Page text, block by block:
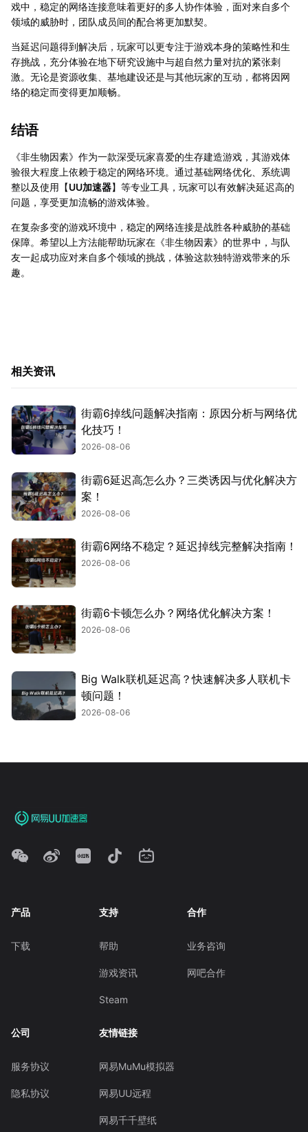
戏中，稳定的网络连接意味着更好的多人协作体验，面对来自多个
领域的威胁时，团队成员间的配合将更加默契。
当延迟问题得到解决后，玩家可以更专注于游戏本身的策略性和生
存挑战，充分体验在地下研究设施中与超自然力量对抗的紧张刺
激。无论是资源收集、基地建设还是与其他玩家的互动，都将因网
络的稳定而变得更加顺畅。
结语
《非生物因素》作为一款深受玩家喜爱的生存建造游戏，其游戏体
验很大程度上依赖于稳定的网络环境。通过基础网络优化、系统调
整以及使用【UU加速器】等专业工具，玩家可以有效解决延迟高的
问题，享受更加流畅的游戏体验。
在复杂多变的游戏环境中，稳定的网络连接是战胜各种威胁的基础
保障。希望以上方法能帮助玩家在《非生物因素》的世界中，与队
友一起成功应对来自多个领域的挑战，体验这款独特游戏带来的乐
趣。
相关资讯
街霸6掉线问题解决指南：原因分析与网络优
化技巧！
2026-08-06
街霸6延迟高怎么办？三类诱因与优化解决方
案！
2026-08-06
街霸6网络不稳定？延迟掉线完整解决指南！
2026-08-06
街霸6卡顿怎么办？网络优化解决方案！
2026-08-06
Big Walk联机延迟高？快速解决多人联机卡
顿问题！
2026-08-06
产品
下载
支持
帮助
游戏资讯
Steam
合作
业务咨询
网吧合作
公司
服务协议
隐私协议
友情链接
网易MuMu模拟器
网易UU远程
网易千千壁纸